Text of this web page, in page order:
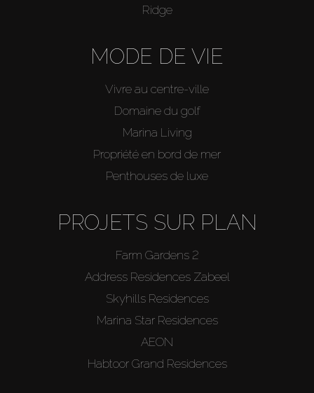
Ridge
MODE DE VIE
Vivre au centre-ville
Domaine du golf
Marina Living
Propriété en bord de mer
Penthouses de luxe
PROJETS SUR PLAN
Farm Gardens 2
Address Residences Zabeel
Skyhills Residences
Marina Star Residences
AEON
Habtoor Grand Residences